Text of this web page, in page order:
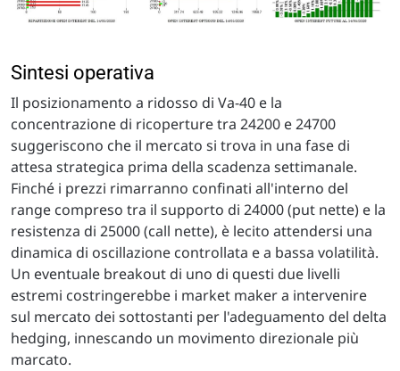
Sintesi operativa
Il posizionamento a ridosso di Va-40 e la
concentrazione di ricoperture tra 24200 e 24700
suggeriscono che il mercato si trova in una fase di
attesa strategica prima della scadenza settimanale.
Finché i prezzi rimarranno confinati all'interno del
range compreso tra il supporto di 24000 (put nette) e la
resistenza di 25000 (call nette), è lecito attendersi una
dinamica di oscillazione controllata e a bassa volatilità.
Un eventuale breakout di uno di questi due livelli
estremi costringerebbe i market maker a intervenire
sul mercato dei sottostanti per l'adeguamento del delta
hedging, innescando un movimento direzionale più
marcato.